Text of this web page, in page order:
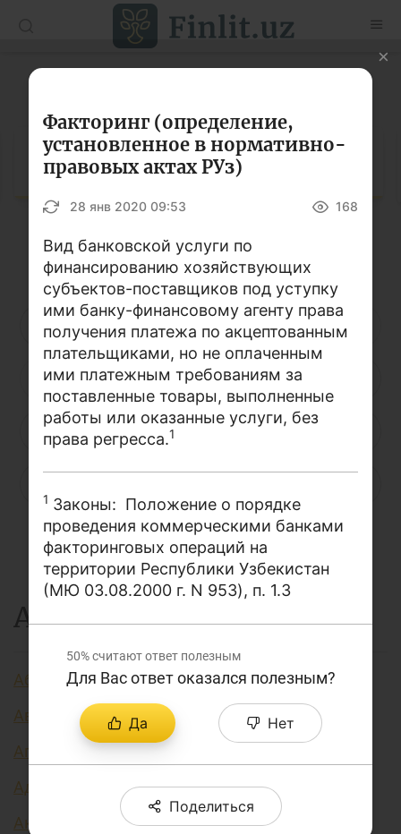
Рус
Статьи
Учебные материалы
Видео
Проекты
Интерактивные услуги
Фотогалерея
О проекте
Карта сайта
Глоссарий
Кириллица Латиница
А Б В Г Д Е
Ж З И Й К Л
Н
Ю Я ...
А
Аббревиатура финансовых технологий
Авторизация
Агент финансовый
Административно регулируемые цены
Аккредитив
Факторинг (определение,
установленное в нормативно-
правовых актах РУз)
28 янв 2020 09:53 168
Вид банковской услуги по
финансированию хозяйствующих
субъектов-поставщиков под уступку
ими банку-финансовому агенту права
получения платежа по акцептованным
плательщиками, но не оплаченным
ими платежным требованиям за
поставленные товары, выполненные
работы или оказанные услуги, без
права регресса.1
1 Законы: Положение о порядке
проведения коммерческими банками
факторинговых операций на
территории Республики Узбекистан
(МЮ 03.08.2000 г. N 953), п. 1.3
50%считают ответ полезным
Для Вас ответ оказался полезным?
Да Нет
Поделиться